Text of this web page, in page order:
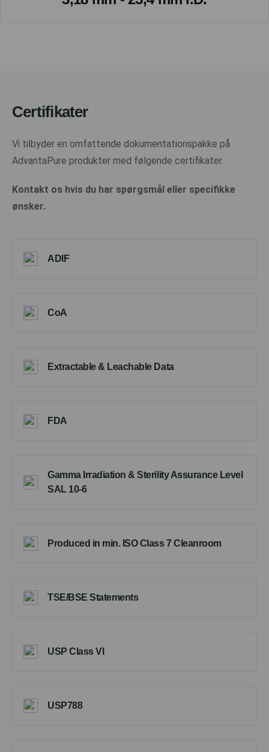
Certifikater
Vi tilbyder en omfattende dokumentationspakke på
AdvantaPure produkter med følgende certifikater.
Kontakt os hvis du har spørgsmål eller specifikke
ønsker.
ADIF
CoA
Extractable & Leachable Data
FDA
Gamma Irradiation & Sterility Assurance Level
SAL 10-6
Produced in min. ISO Class 7 Cleanroom
TSE/BSE Statements
USP Class VI
USP788